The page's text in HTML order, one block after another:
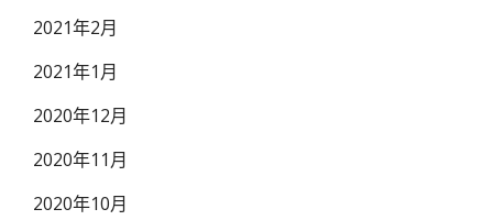
2021年2月
2021年1月
2020年12月
2020年11月
2020年10月